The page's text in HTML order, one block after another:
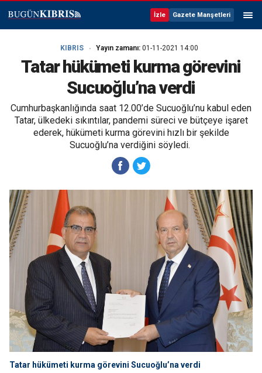
İzle Gazete Manşetleri
KIBRIS Yayın zamanı: 01-11-2021 14:00
Tatar hükümeti kurma görevini
Sucuoğlu’na verdi
Cumhurbaşkanlığında saat 12.00’de Sucuoğlu’nu kabul eden
Tatar, ülkedeki sıkıntılar, pandemi süreci ve bütçeye işaret
ederek, hükümeti kurma görevini hızlı bir şekilde
Sucuoğlu’na verdiğini söyledi.
Tatar hükümeti kurma görevini Sucuoğlu’na verdi